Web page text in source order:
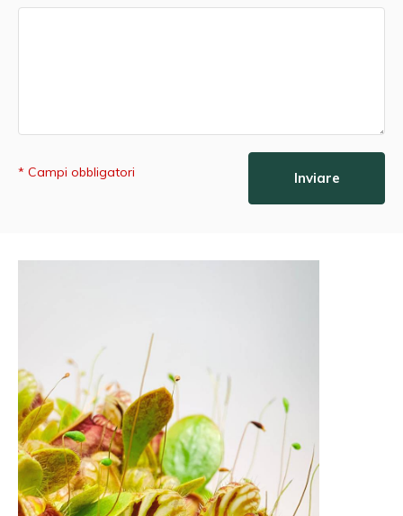
* Campi obbligatori Inviare